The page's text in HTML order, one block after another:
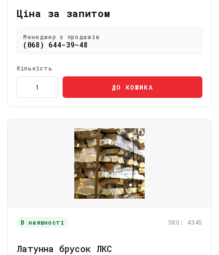
Ціна за запитом
Менеджер з продажів
(068) 644-39-48
Кількість
ДО КОШИКА
В наявності SKU: 4345
Латунна брусок ЛКС